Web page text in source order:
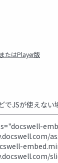
またはPlayer版
でJSが使えない